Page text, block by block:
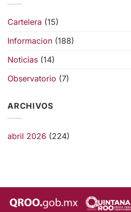
Cartelera (15)
Informacion (188)
Noticias (14)
Observatorio (7)
ARCHIVOS
abril 2026 (224)